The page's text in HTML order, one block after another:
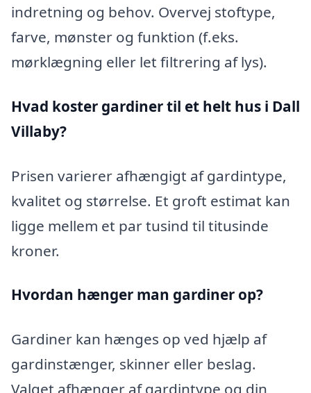
indretning og behov. Overvej stoftype,
farve, mønster og funktion (f.eks.
mørklægning eller let filtrering af lys).
Hvad koster gardiner til et helt hus i Dall
Villaby?
Prisen varierer afhængigt af gardintype,
kvalitet og størrelse. Et groft estimat kan
ligge mellem et par tusind til titusinde
kroner.
Hvordan hænger man gardiner op?
Gardiner kan hænges op ved hjælp af
gardinstænger, skinner eller beslag.
Valget afhænger af gardintype og din